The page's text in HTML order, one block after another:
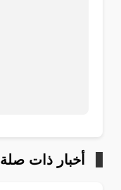
أخبار ذات صلة